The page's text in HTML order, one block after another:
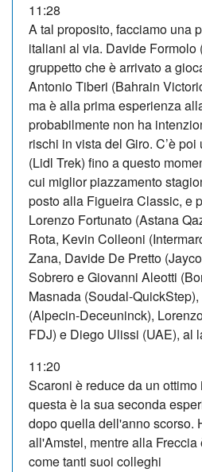
11:28
A tal proposito, facciamo una
italiani al via. Davide Formolo
gruppetto che è arrivato a
Antonio Tiberi (Bahrain
ma è alla prima esperienza
probabilmente non ha
rischi in vista del Giro. C’è
(Lidl Trek) fino a questo
cui miglior piazzamento
posto alla Figueira Classic, e
Lorenzo Fortunato (Astana
Rota, Kevin Colleoni
Zana, Davide De Pretto
Sobrero e Giovanni Aleotti
Masnada (Soudal-
(Alpecin-Deceuninck),
FDJ) e Diego Ulissi (UAE), al
11:20
Scaroni è reduce da un
questa è la sua seconda
dopo quella dell'anno scorso.
all'Amstel, mentre alla
come tanti suoi colleghi